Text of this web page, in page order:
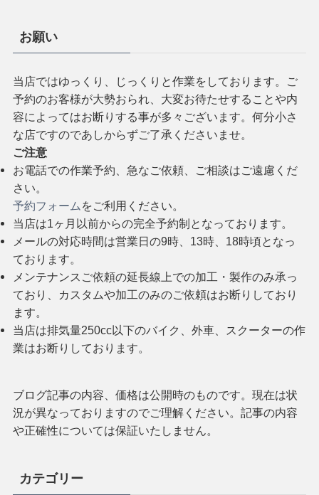
お願い
当店ではゆっくり、じっくりと作業をしております。ご
予約のお客様が大勢おられ、大変お待たせすることや内
容によってはお断りする事が多々ございます。何分小さ
な店ですのであしからずご了承くださいませ。
ご注意
お電話での作業予約、急なご依頼、ご相談はご遠慮くだ
さい。
予約フォーム をご利用ください。
当店は1ヶ月以前からの完全予約制となっております。
メールの対応時間は営業日の9時、13時、18時頃となっ
ております。
メンテナンスご依頼の延長線上での加工・製作のみ承っ
ており、カスタムや加工のみのご依頼はお断りしており
ます。
当店は排気量250cc以下のバイク、外車、スクーターの作
業はお断りしております。
ブログ記事の内容、価格は公開時のものです。現在は状
況が異なっておりますのでご理解ください。記事の内容
や正確性については保証いたしません。
カテゴリー